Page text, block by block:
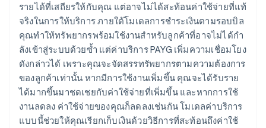
รายได้ที่เสถียรให้กับคุณ แต่อาจไม่ได้สะท้อนค่าใช้จ่ายที่แท้
จริงในการให้บริการ ภายใต้โมเดลการชําระเงินตามรอบบิล
คุณทําให้ทรัพยากรพร้อมใช้งานสําหรับลูกค้าที่อาจไม่ได้กํา
ลังเข้าสู่ระบบด้วยซ้ำ แต่ค่าบริการ PAYG เพิ่มความเชื่อมโยง
ดังกล่าวได้ เพราะคุณจะจัดสรรทรัพยากรตามความต้องการ
ของลูกค้าเท่านั้น หากมีการใช้งานเพิ่มขึ้น คุณจะได้รับราย
ได้มากขึ้นมาชดเชยกับค่าใช้จ่ายที่เพิ่มขึ้น และหากการใช้
งานลดลง ค่าใช้จ่ายของคุณก็ลดลงเช่นกัน โมเดลค่าบริการ
แบบนี้ช่วยให้คุณเรียกเก็บเงินด้วยวิธีการที่สะท้อนถึงค่าใช้